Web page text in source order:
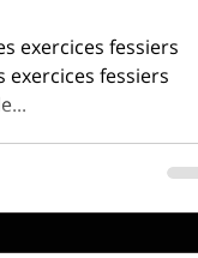
exercices fessiers
exercices fessiers